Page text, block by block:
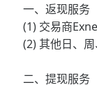
一、返现服务
(1) 交易商
(2) 其他日、
二、提现服务